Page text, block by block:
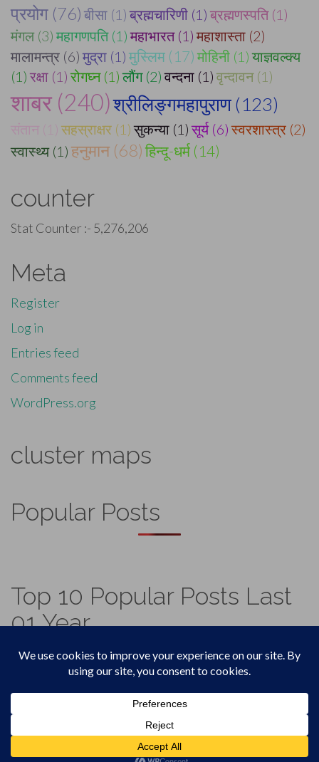
प्रयोग (76) बीसा (1) ब्रह्मचारिणी (1) ब्रह्मणस्पति (1)
मंगल (3) महागणपति (1) महाभारत (1) महाशास्ता (2)
मालामन्त्र (6) मुद्रा (1) मुस्लिम (17) मोहिनी (1) याज्ञवल्क्य
(1) रक्षा (1) रोगघ्न (1) लौंग (2) वन्दना (1) वृन्दावन (1)
शाबर (240)श्रीलिङ्गमहापुराण (123)
संतान (1) सहस्राक्षर (1) सुकन्या (1) सूर्य (6) स्वरशास्त्र (2)
स्वास्थ्य (1) हनुमान (68) हिन्दू-धर्म (14)
counter
Stat Counter :- 5,276,206
Meta
Register
Log in
Entries feed
Comments feed
WordPress.org
cluster maps
Popular Posts
Top 10 Popular Posts Last
01 Year
Footer
Menu
Top Home
Vadicjagat.Theme by
4,572,880